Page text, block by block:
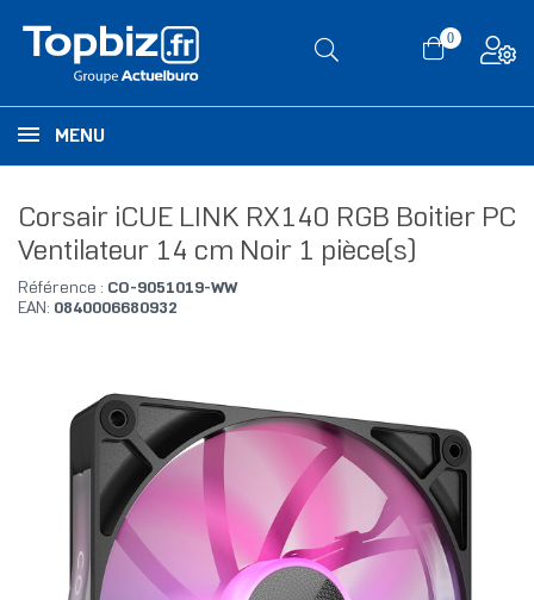
0
MENU
Corsair iCUE LINK RX140 RGB Boitier PC
Ventilateur 14 cm Noir 1 pièce(s)
Référence : CO-9051019-WW
EAN: 0840006680932